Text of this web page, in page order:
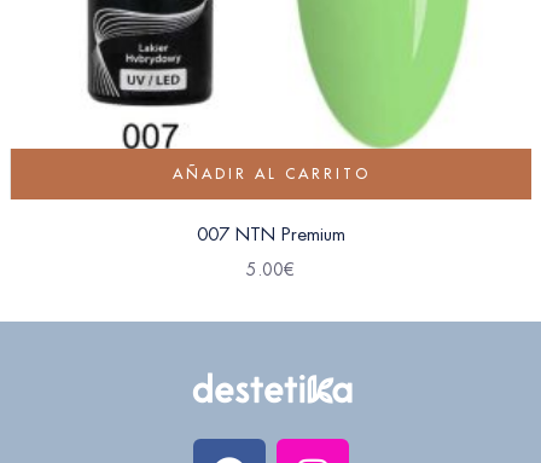
AÑADIR AL CARRITO
007 NTN Premium
5.00€